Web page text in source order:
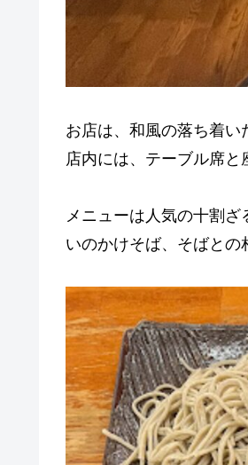
お店は、和風の落ち着い
店内には、テーブル席と
メニューは人気の十割
いのかけそば、そばとの